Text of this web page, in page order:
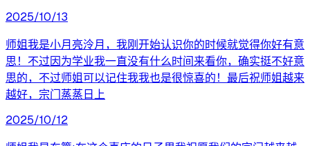
2025/10/13
师姐我是小月亮泠月，我刚开始认识你的时候就觉得你好有意
思！不过因为学业我一直没有什么时间来看你，确实挺不好意
思的，不过师姐可以记住我我也是很惊喜的！最后祝师姐越来
越好，宗门蒸蒸日上
2025/10/12